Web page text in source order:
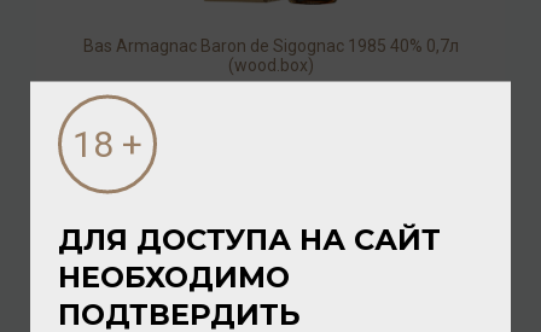
Bas Armagnac Baron de Sigognac 1985 40% 0,7л
(wood.box)
ДЛЯ ДОСТУПА НА САЙТ
НЕОБХОДИМО
ПОДТВЕРДИТЬ